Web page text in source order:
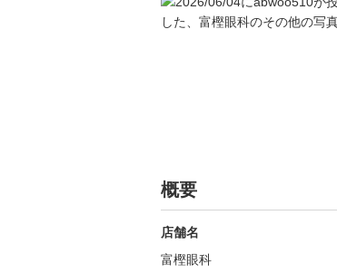
概要
店舗名
富樫眼科